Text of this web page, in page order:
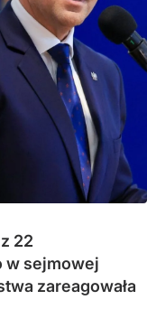
22
w sejmowej
zareagowała